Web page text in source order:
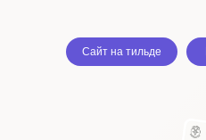
Сайт на тильде